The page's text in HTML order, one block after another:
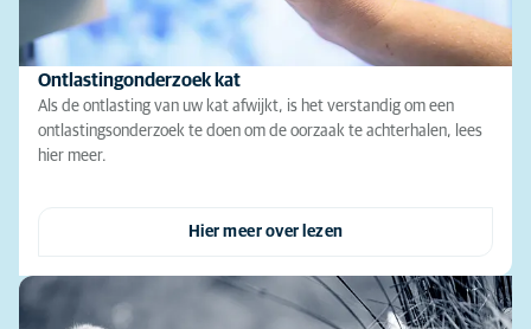
Ontlastingonderzoek kat
Als de ontlasting van uw kat afwijkt, is het verstandig om een
ontlastingsonderzoek te doen om de oorzaak te achterhalen, lees
hier meer.
Hier meer over lezen